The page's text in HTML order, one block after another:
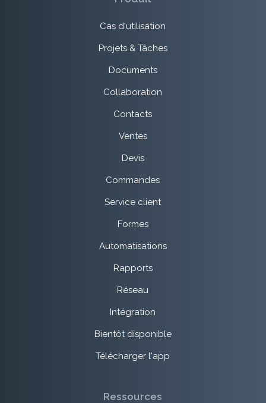
Cas d'utilisation
Projets & Tâches
Documents
Collaboration
Contacts
Ventes
Devis
Commandes
Service client
Formes
Automatisations
Rapports
Réseau
Intégration
Bientôt disponible
Télécharger l'app
Ressources